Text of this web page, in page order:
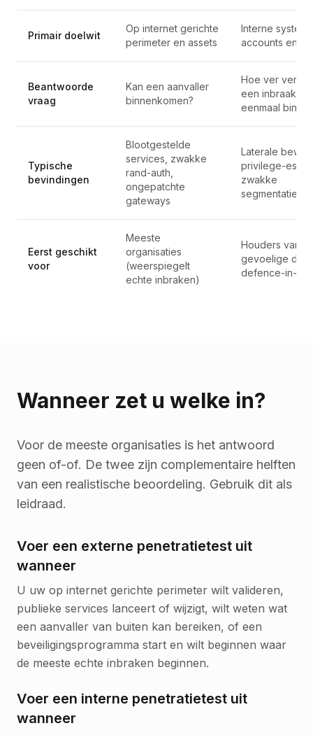
Primair doelwit
Op internet gerichte
perimeter en assets
Interne
accounts en
Beantwoorde
vraag
Kan een aanvaller
binnenkomen?
Hoe ver
een inbraak
eenmaal
Typische
bevindingen
Blootgestelde
services, zwakke
rand-auth,
ongepatchte
gateways
Laterale
privilege-
zwakke
segmentatie
Eerst geschikt
voor
Meeste
organisaties
(weerspiegelt
echte inbraken)
Houders van
gevoelige
defence-in-
Wanneer zet u welke in?
Voor de meeste organisaties is het antwoord
geen of-of. De twee zijn complementaire helften
van een realistische beoordeling. Gebruik dit als
leidraad.
Voer een externe penetratietest uit
wanneer
U uw op internet gerichte perimeter wilt valideren,
publieke services lanceert of wijzigt, wilt weten wat
een aanvaller van buiten kan bereiken, of een
beveiligingsprogramma start en wilt beginnen waar
de meeste echte inbraken beginnen.
Voer een interne penetratietest uit
wanneer